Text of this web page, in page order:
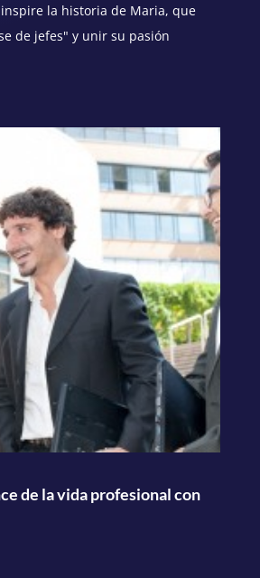
la historia de Maria, que
de jefes" y unir su pasión
de la vida profesional con